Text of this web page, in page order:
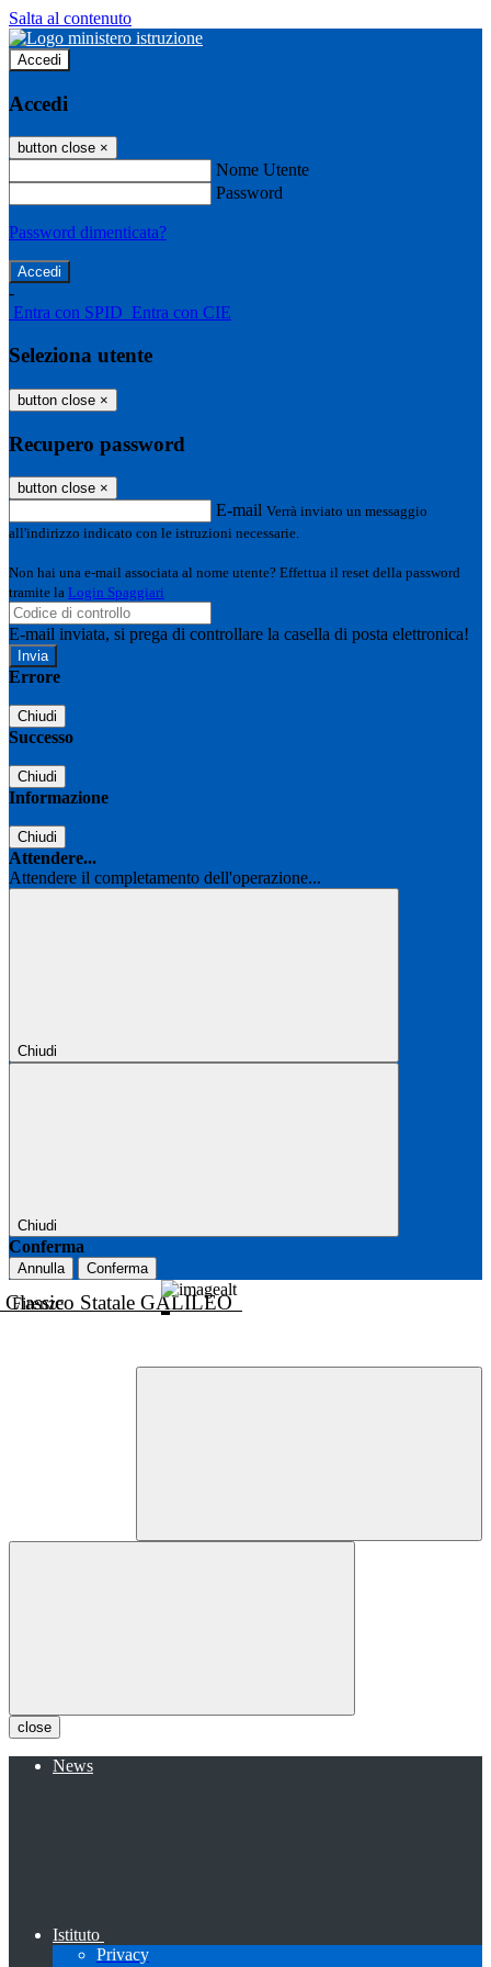
Salta al contenuto
Accedi
Accedi
button close ×
Nome Utente
Password
Password dimenticata?
-
Entra con SPID Entra con CIE
Seleziona utente
button close ×
Recupero password
button close ×
E-mail Verrà inviato un messaggio
all'indirizzo indicato con le istruzioni necessarie.
Non hai una e-mail associata al nome utente? Effettua il reset della password
tramite la Login Spaggiari
E-mail inviata, si prega di controllare la casella di posta elettronica!
Errore
Chiudi
Successo
Chiudi
Informazione
Chiudi
Attendere...
Attendere il completamento dell'operazione...
Chiudi
Chiudi
Conferma
Annulla Conferma
Classico Statale GALILEO
Firenze
close
News
Istituto
Privacy